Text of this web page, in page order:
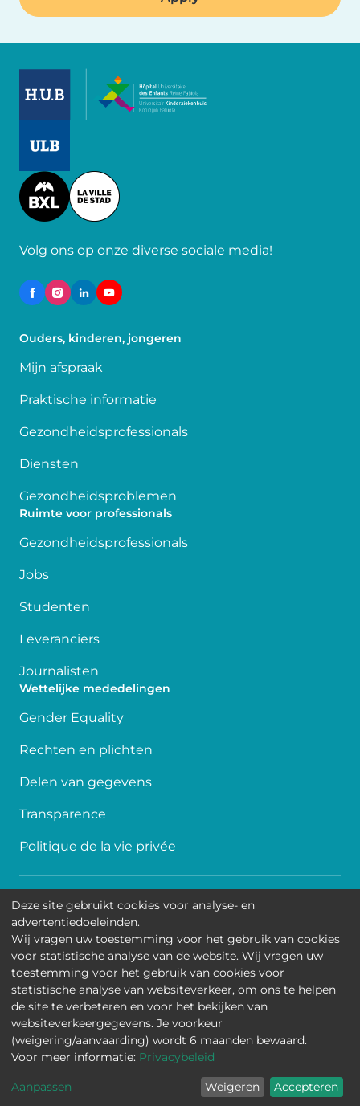
Image
Volg ons op onze diverse sociale media!
Ouders, kinderen, jongeren
Mijn afspraak
Praktische informatie
Gezondheidsprofessionals
Diensten
Gezondheidsproblemen
Ruimte voor professionals
Gezondheidsprofessionals
Jobs
Studenten
Leveranciers
Journalisten
Wettelijke mededelingen
Gender Equality
Rechten en plichten
Delen van gegevens
Transparence
Politique de la vie privée
Toegankelijkheid
Contact
Cookies
Wettelijke mededelingen
Universitair Kinderziekenhuis Koningin Fabiola • Jean-
Joseph Crocqlaan 15 - 1020 Brussel
Deze site gebruikt cookies voor analyse- en
advertentiedoeleinden.
Wij vragen uw toestemming voor het gebruik van cookies
voor statistische analyse van de website. Wij vragen uw
toestemming voor het gebruik van cookies voor
statistische analyse van websiteverkeer, om ons te helpen
de site te verbeteren en voor het bekijken van
websiteverkeergegevens. Je voorkeur
(weigering/aanvaarding) wordt 6 maanden bewaard.
Voor meer informatie: Privacybeleid
Aanpassen Weigeren Accepteren